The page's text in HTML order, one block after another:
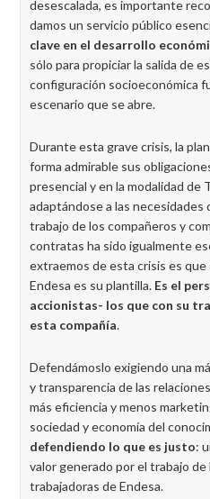
desescalada, es importante
damos un servicio público
clave en el desarrollo
sólo para propiciar la salida de
configuración socioeconómica
escenario que se abre.
Durante esta grave crisis, la
forma admirable sus
presencial y en la modalidad de
adaptándose a las necesidades
trabajo de los compañeros y
contratas ha sido igualmente
extraemos de esta crisis es
Endesa es su plantilla. Es el
accionistas- los que con su
esta compañía.
Defendámoslo exigiendo una
y transparencia de las
más eficiencia y menos
sociedad y economía del
defendiendo lo que es justo:
valor generado por el trabajo de
trabajadoras de Endesa.